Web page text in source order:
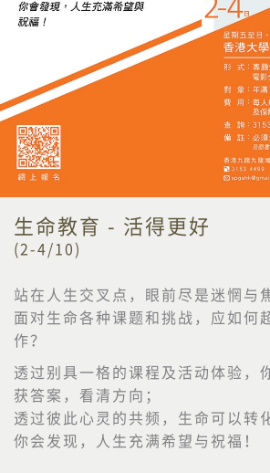
生命教育 - 活得更好
(2-4/10)
站在人生交叉点，眼前尽是迷惘与
面对生命各种课题和挑战，应如何
作？
透过别具一格的课程及活动体验，
获答案，看清方向；
透过彼此心灵的共频，生命可以转
你会发现，人生充满希望与祝福！